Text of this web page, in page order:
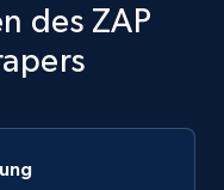
count, and
des ZAP